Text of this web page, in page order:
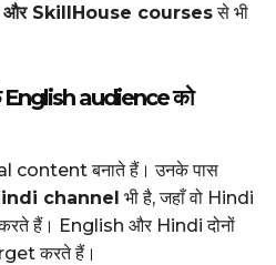
SkillHouse coursesसे भी
English audience को
content बनाते हैं। उनके पास
channel भी है, जहाँ वो Hindi
हैं। English और Hindi दोनों
करते हैं।